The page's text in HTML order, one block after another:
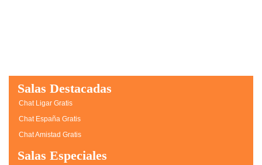
Salas Destacadas
Chat Ligar Gratis
Chat España Gratis
Chat Amistad Gratis
Salas Especiales